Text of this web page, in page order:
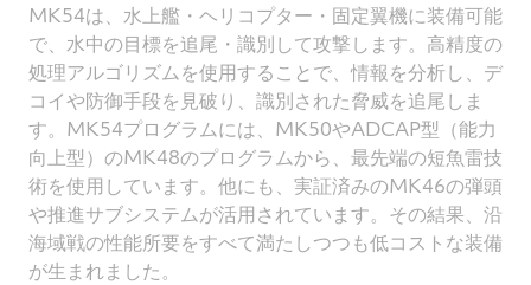
MK54は、水上艦・ヘリコプター・固定翼機に装備可能
で、水中の目標を追尾・識別して攻撃します。高精度の
処理アルゴリズムを使用することで、情報を分析し、デ
コイや防御手段を見破り、識別された脅威を追尾しま
す。MK54プログラムには、MK50やADCAP型（能力
向上型）のMK48のプログラムから、最先端の短魚雷技
術を使用しています。他にも、実証済みのMK46の弾頭
や推進サブシステムが活用されています。その結果、沿
海域戦の性能所要をすべて満たしつつも低コストな装備
が生まれました。